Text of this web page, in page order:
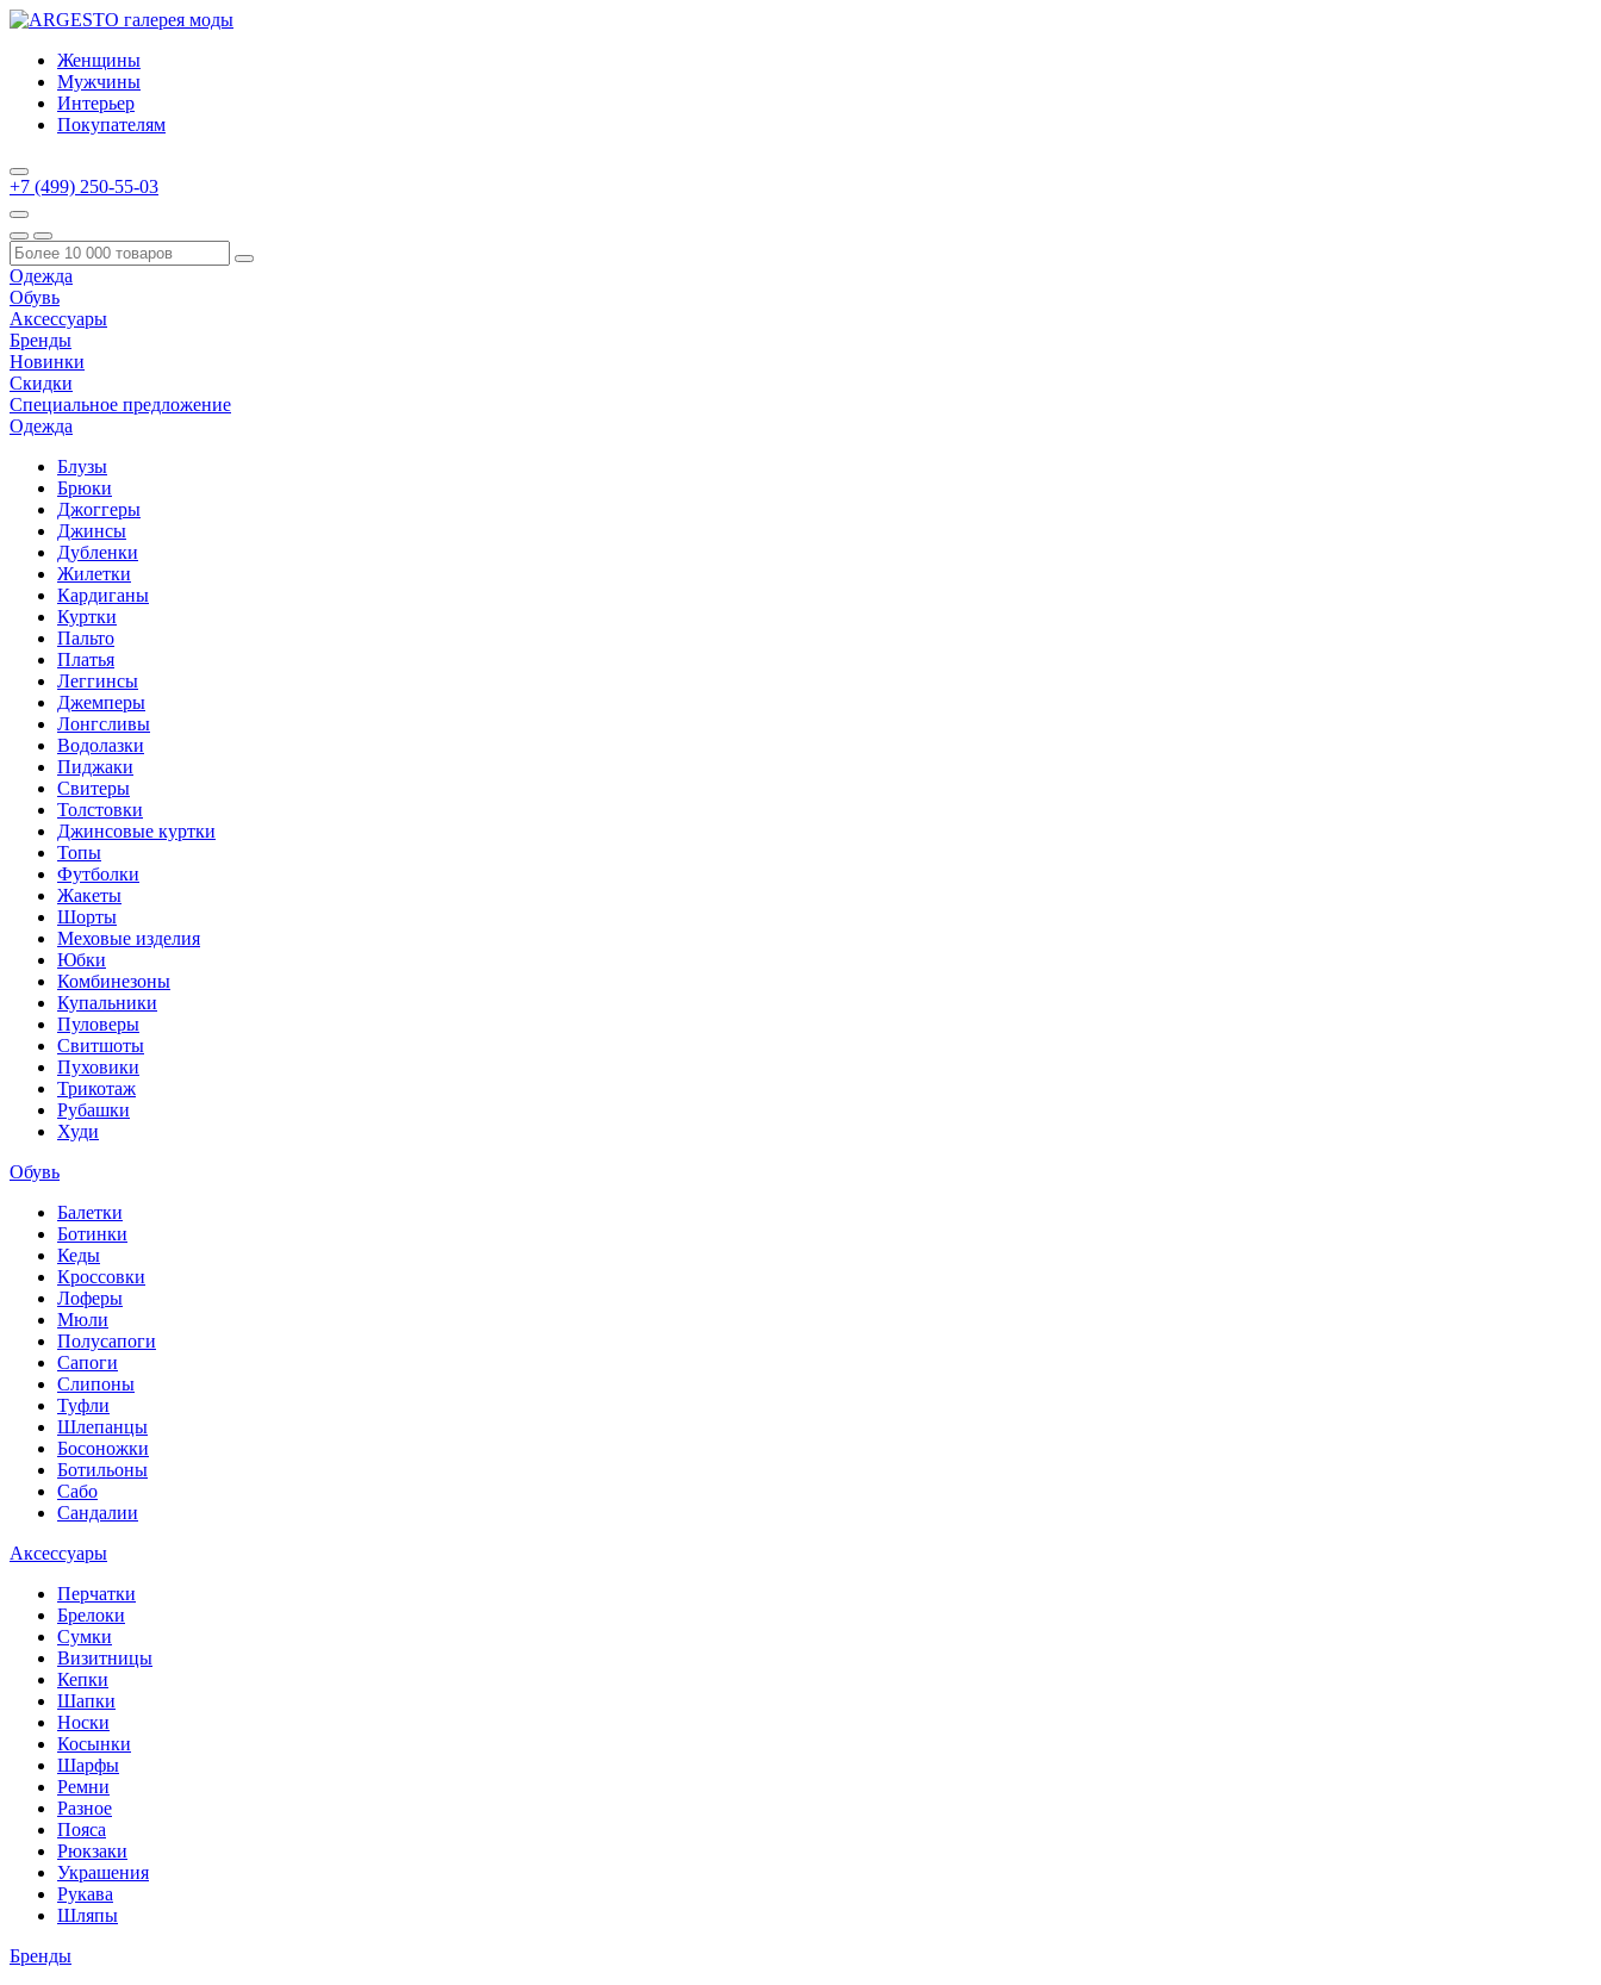
Женщины
Мужчины
Интерьер
Покупателям
+7 (499) 250-55-03
Одежда
Обувь
Аксессуары
Бренды
Новинки
Скидки
Специальное предложение
Одежда
Блузы
Брюки
Джоггеры
Джинсы
Дубленки
Жилетки
Кардиганы
Куртки
Пальто
Платья
Леггинсы
Джемперы
Лонгсливы
Водолазки
Пиджаки
Свитеры
Толстовки
Джинсовые куртки
Топы
Футболки
Жакеты
Шорты
Меховые изделия
Юбки
Комбинезоны
Купальники
Пуловеры
Свитшоты
Пуховики
Трикотаж
Рубашки
Худи
Обувь
Балетки
Ботинки
Кеды
Кроссовки
Лоферы
Мюли
Полусапоги
Сапоги
Слипоны
Туфли
Шлепанцы
Босоножки
Ботильоны
Сабо
Сандалии
Аксессуары
Перчатки
Брелоки
Сумки
Визитницы
Кепки
Шапки
Носки
Косынки
Шарфы
Ремни
Разное
Пояса
Рюкзаки
Украшения
Рукава
Шляпы
Бренды